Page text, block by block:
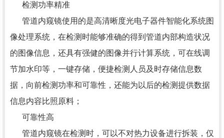
检测功率精准
管道内窥镜使用的是高清晰度光电子器件智能化系统图
像处理系统，在检测时能够准确的得到管道内部构造状况
的图像信息，还具有强健的图像并行计算系统，可在线调
节加水印等，一键存储，便捷检测人员及时存储信息数
据，向前检测功率和可靠性，还能为以后的检测提供数据
信息内容比照原料；
可靠性高
管道内窥镜在检测时，可以不对热力设备进行拆装，仅